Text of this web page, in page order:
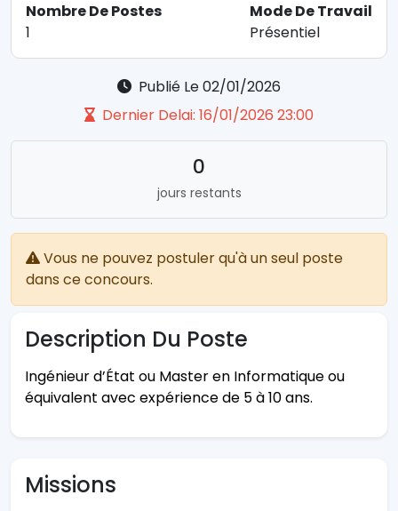
Nombre De Postes
1
Mode De Travail
Présentiel
Publié Le 02/01/2026
Dernier Delai: 16/01/2026 23:00
0
jours restants
Vous ne pouvez postuler qu'à un seul poste
dans ce concours.
Description Du Poste
Ingénieur d’État ou Master en Informatique ou
équivalent avec expérience de 5 à 10 ans.
Missions